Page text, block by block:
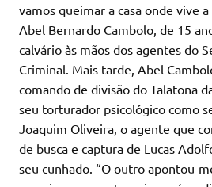
vamos queimar a casa onde vive
Abel Bernardo Cambolo, de 15
calvário às mãos dos agentes do
Criminal. Mais tarde, Abel
comando de divisão do Talatona
seu torturador psicológico como
Joaquim Oliveira, o agente que
de busca e captura de Lucas
seu cunhado. “O outro apontou-